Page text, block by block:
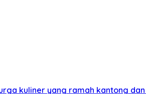
kuliner yang ramah kantong